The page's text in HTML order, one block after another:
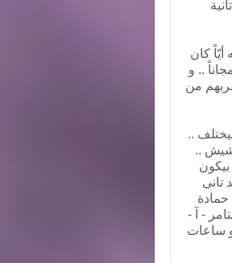
كان
.. و
من
..
..
تانى
- آ -
ساعات